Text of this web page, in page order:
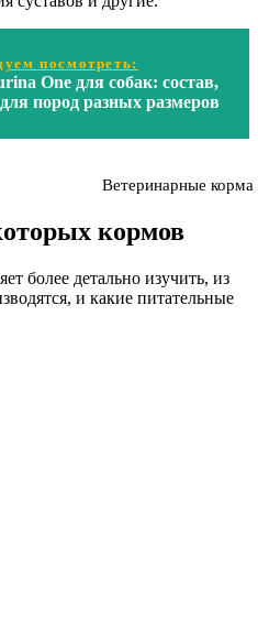
посмотреть:
One для собак: состав,
пород разных размеров
Ветеринарные корма
кормов
более детально изучить, из
и какие питательные